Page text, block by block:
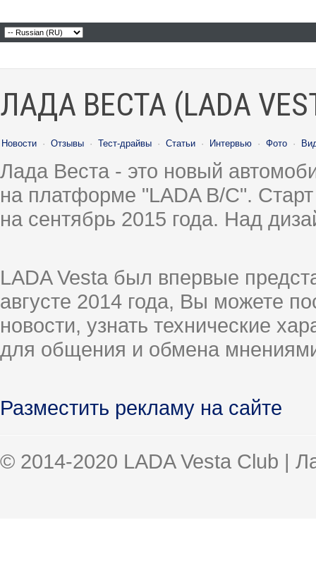
ЛАДА ВЕСТА (LADA
Новости · Отзывы · Тест-драйвы · Статьи · Интервью · Фото ·
Лада Веста - это новый
на платформе "LADA B/C".
на сентябрь 2015 года. Над
LADA Vesta был впервые
августе 2014 года, Вы можете
новости, узнать технические
для общения и обмена
Разместить рекламу на сайте
© 2014-2020 LADA Vesta Club |